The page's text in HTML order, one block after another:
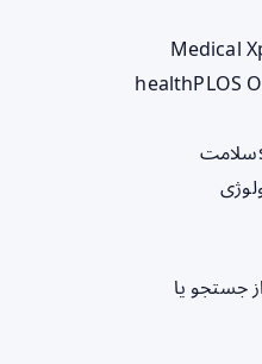
Medical
healthPLOS
سلامت
جستجو یا